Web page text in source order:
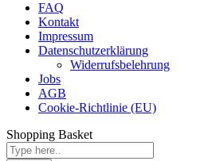
FAQ
Kontakt
Impressum
Datenschutzerklärung
Widerrufsbelehrung
Jobs
AGB
Cookie-Richtlinie (EU)
Shopping Basket